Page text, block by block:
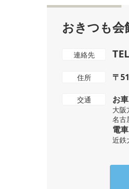
おきつも会
連絡先
住所 〒
交通 お車
大阪
名古
電車
近鉄